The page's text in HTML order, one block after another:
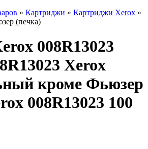
» Картриджи » Картриджи Xerox »
(печка)
008R13023
Xerox
кроме Фьюзер
008R13023 100